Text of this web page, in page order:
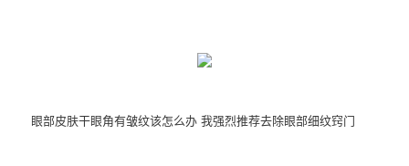
眼部皮肤干眼角有皱纹该怎么办 我强烈推荐去除眼部细纹窍门